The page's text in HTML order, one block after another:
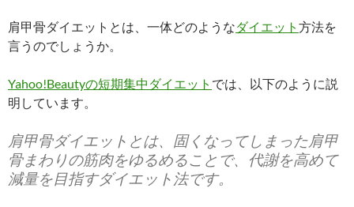
肩甲骨ダイエットとは、一体どのようなダイエット 方法を
言うのでしょうか。
Yahoo!Beautyの短期集中ダイエット では、以下のように説
明しています。
肩甲骨ダイエットとは、固くなってしまった肩甲
骨まわりの筋肉をゆるめることで、代謝を高めて
減量を目指すダイエット法です。